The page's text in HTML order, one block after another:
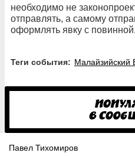
необходимо не
отправлять, а самому
оформлять явку с повинной.
Теги события: Малайзийский
Павел Тихомиров